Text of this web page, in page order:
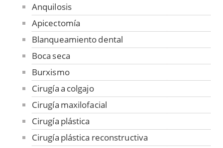
Anquilosis
Apicectomía
Blanqueamiento dental
Boca seca
Burxismo
Cirugía a colgajo
Cirugía maxilofacial
Cirugía plástica
Cirugía plástica reconstructiva